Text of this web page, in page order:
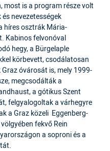
is a program része volt
nevezetességek
híres osztrák Mária-
Kabinos felvonóval
hegy, a Bürgelaple
körbevett, csodálatosan
óvárosát is, mely 1999-
megcsodálták a
a gótikus Szent
felgyalogoltak a várhegyre
a Graz közeli Eggenberg-
fekvő Rein
a soproni és a